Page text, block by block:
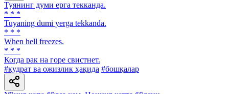
Туянинг думи ерга текканда.
* * *
Tuyaning dumi yerga tekkanda.
* * *
When hell freezes.
* * *
Когда рак на горе свистнет.
#қудрат ва ожизлик ҳақида #бошқалар